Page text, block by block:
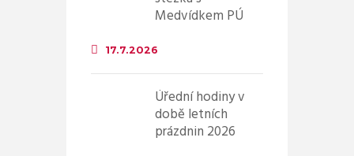
Medvídkem PÚ
17.7.2026
Úřední hodiny v
době letních
prázdnin 2026